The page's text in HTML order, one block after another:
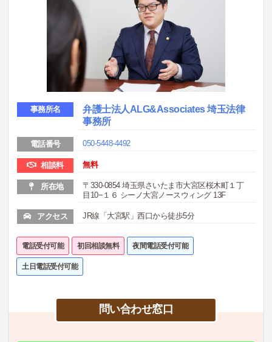
事務所名
弁護士法人ALG&Associates 埼玉法律
事務所
電話番号 050-5448-4492
相談料 無料
所在地
〒330-0854 埼玉県さいたま市大宮区桜木町１丁
目10−１６ シーノ大宮ノースウィング 13F
アクセス JR線「大宮駅」西口から徒歩5分
電話受付可能 初回相談無料 夜間電話受付可能
土日電話受付可能
問い合わせ窓口